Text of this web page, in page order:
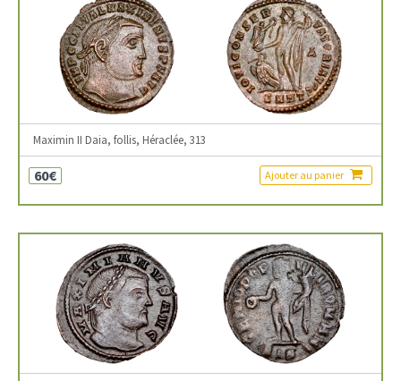
Maximin II Daia, follis, Héraclée, 313
60€ Ajouter au panier